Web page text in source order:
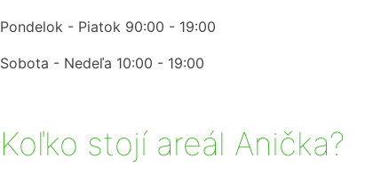
Pondelok - Piatok 90:00 - 19:00
Sobota - Nedeľa 10:00 - 19:00
Koľko stojí areál Anička?